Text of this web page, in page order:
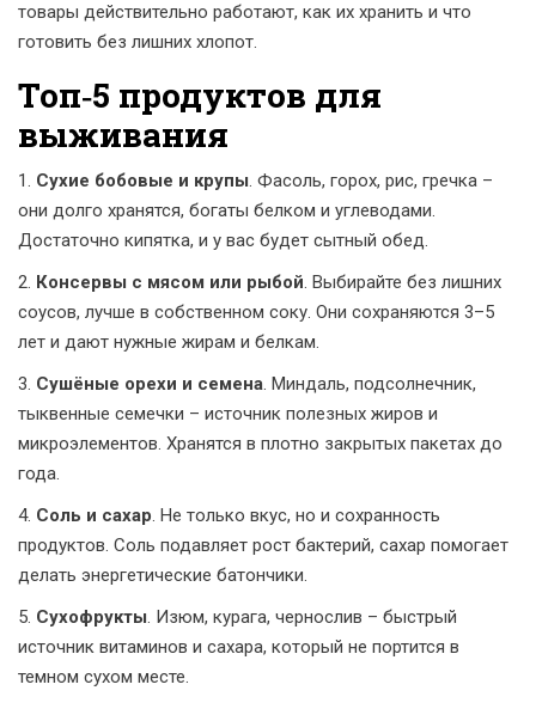
товары действительно работают, как их хранить и что
готовить без лишних хлопот.
Топ‑5 продуктов для
выживания
1. Сухие бобовые и крупы. Фасоль, горох, рис, гречка –
они долго хранятся, богаты белком и углеводами.
Достаточно кипятка, и у вас будет сытный обед.
2. Консервы с мясом или рыбой. Выбирайте без лишних
соусов, лучше в собственном соку. Они сохраняются 3–5
лет и дают нужные жирам и белкам.
3. Сушёные орехи и семена. Миндаль, подсолнечник,
тыквенные семечки – источник полезных жиров и
микроэлементов. Хранятся в плотно закрытых пакетах до
года.
4. Соль и сахар. Не только вкус, но и сохранность
продуктов. Соль подавляет рост бактерий, сахар помогает
делать энергетические батончики.
5. Сухофрукты. Изюм, курага, чернослив – быстрый
источник витаминов и сахара, который не портится в
темном сухом месте.